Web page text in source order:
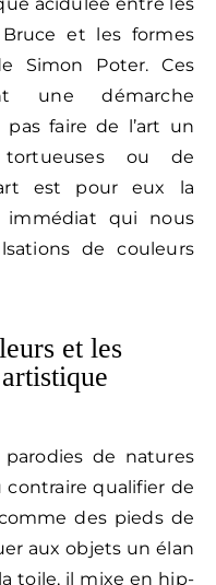
et les formes
Simon Poter. Ces
une démarche
faire de l’art un
tortueuses ou de
est pour eux la
immédiat qui nous
de couleurs
et les
de natures
contraire qualifier de
des pieds de
aux objets un élan
toile, il mixe en hip-